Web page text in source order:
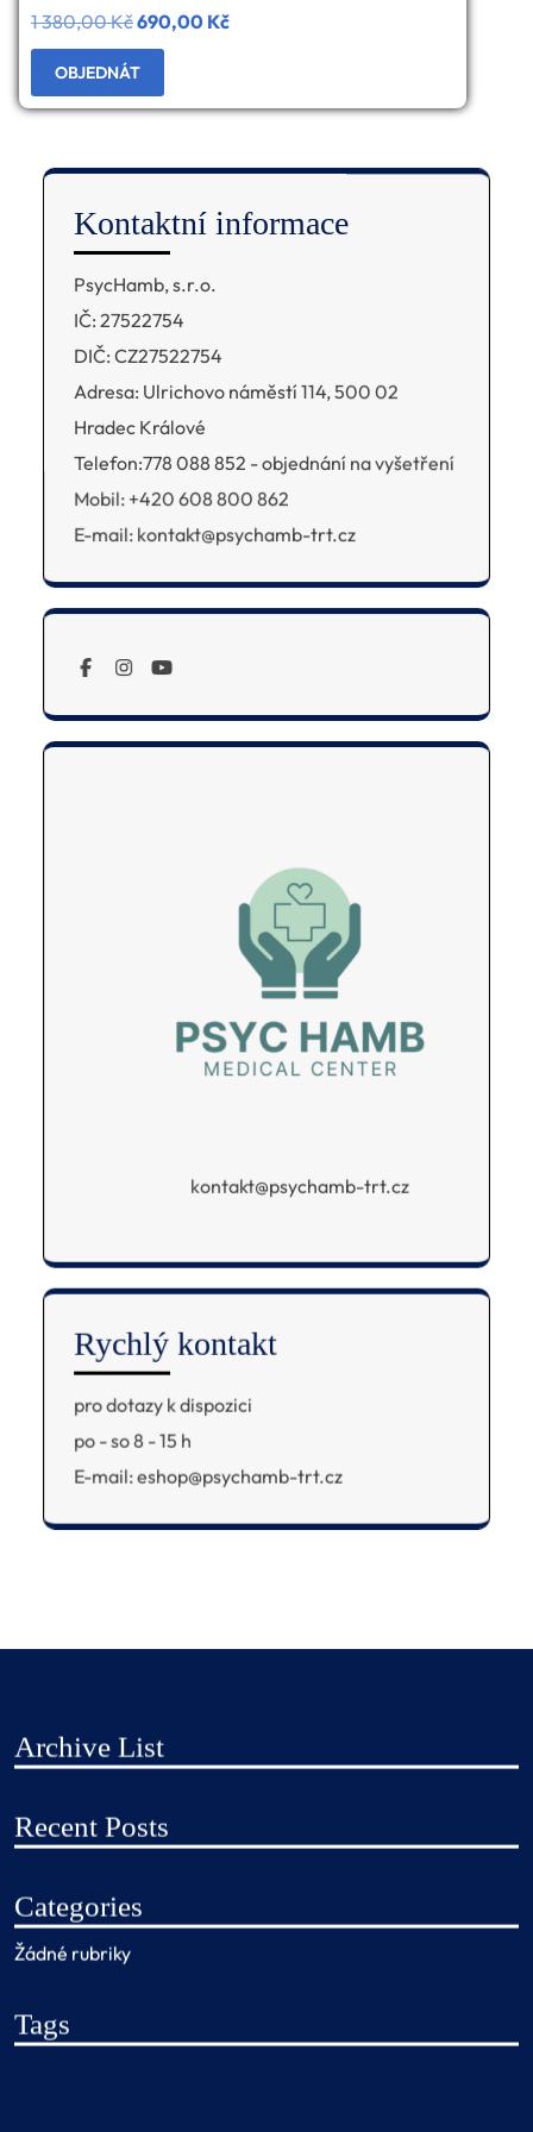
1 380,00KčPůvodní
cena
byla:
380,00 Kč.
690,00 KčAktuální
OBJEDNÁT
Kontaktní informace
PsycHamb, s.r.o.
IČ: 27522754
DIČ: CZ27522754
Adresa: Ulrichovo náměstí 114, 500 02
Hradec Králové
Telefon:778 088 852 - objednání na vyšetření
Mobil: +420 608 800 862
E-mail: kontakt@psychamb-trt.cz
kontakt@psychamb-trt.cz
Rychlý kontakt
pro dotazy k dispozici
po - so 8 - 15 h
E-mail: eshop@psychamb-trt.cz
Archive List
Recent Posts
Categories
Žádné rubriky
Tags